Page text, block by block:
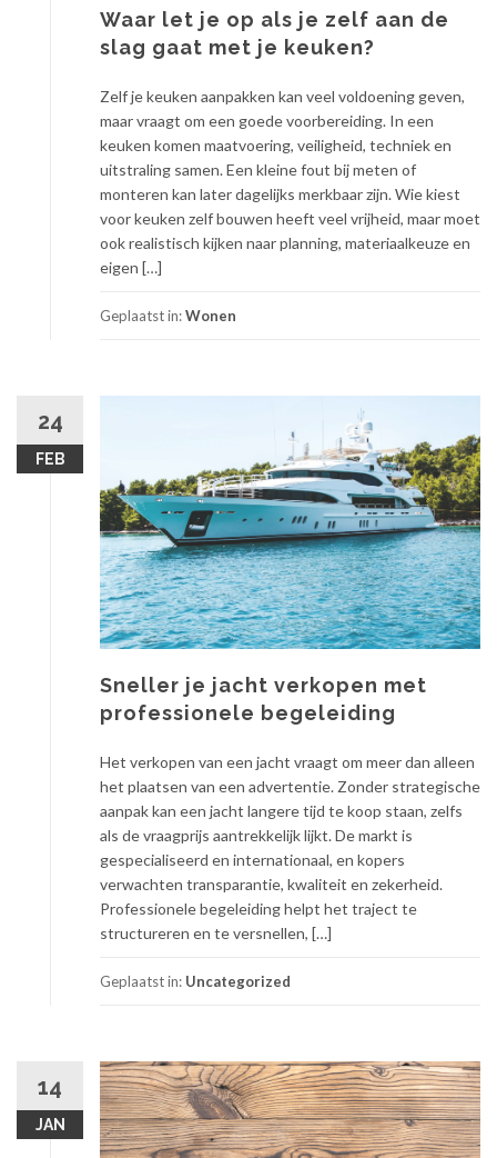
Waar let je op als je zelf aan de
slag gaat met je keuken?
Zelf je keuken aanpakken kan veel voldoening geven,
maar vraagt om een goede voorbereiding. In een
keuken komen maatvoering, veiligheid, techniek en
uitstraling samen. Een kleine fout bij meten of
monteren kan later dagelijks merkbaar zijn. Wie kiest
voor keuken zelf bouwen heeft veel vrijheid, maar moet
ook realistisch kijken naar planning, materiaalkeuze en
eigen […]
Geplaatst in:Wonen
24
FEB
Sneller je jacht verkopen met
professionele begeleiding
Het verkopen van een jacht vraagt om meer dan alleen
het plaatsen van een advertentie. Zonder strategische
aanpak kan een jacht langere tijd te koop staan, zelfs
als de vraagprijs aantrekkelijk lijkt. De markt is
gespecialiseerd en internationaal, en kopers
verwachten transparantie, kwaliteit en zekerheid.
Professionele begeleiding helpt het traject te
structureren en te versnellen, […]
Geplaatst in: Uncategorized
14
JAN